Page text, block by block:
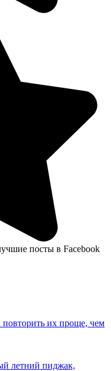
посты в Facebook
их проще, чем
летний пиджак,